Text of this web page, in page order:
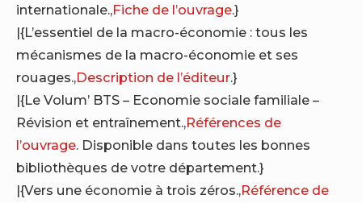
internationale.,Fiche de l’ouvrage.}
|{L’essentiel de la macro-économie : tous les
mécanismes de la macro-économie et ses
rouages.,Description de l’éditeur.}
|{Le Volum’ BTS – Economie sociale familiale –
Révision et entraînement.,Références de
l’ouvrage. Disponible dans toutes les bonnes
bibliothèques de votre département.}
|{Vers une économie à trois zéros.,Référence de